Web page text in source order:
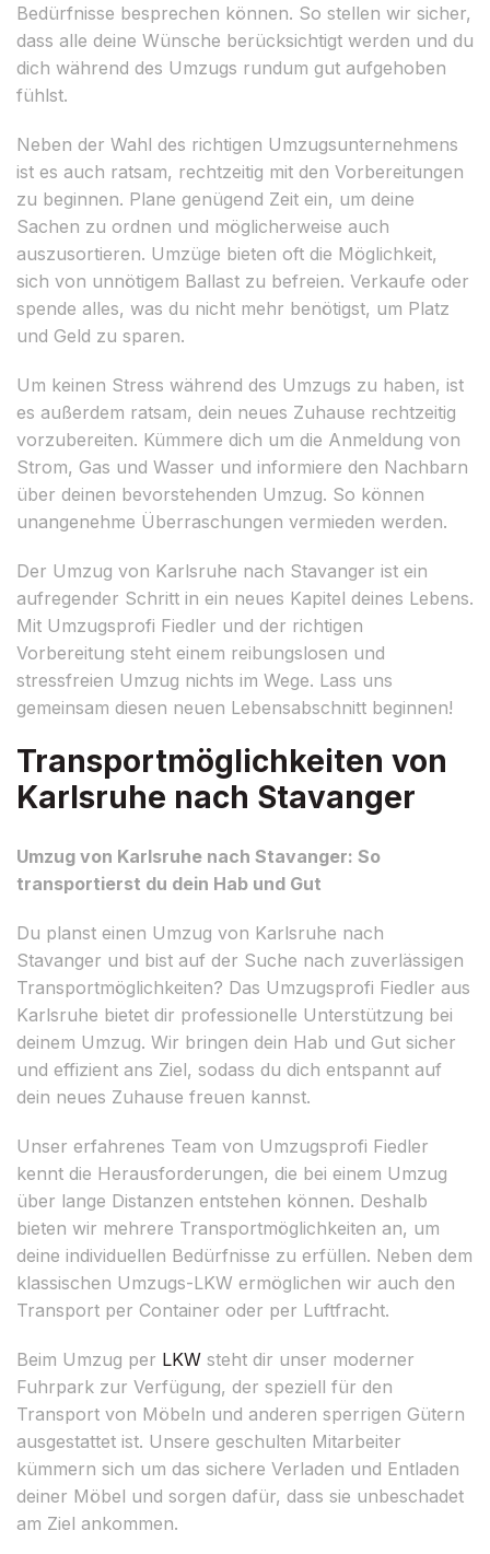
Bedürfnisse besprechen können. So stellen wir sicher,
dass alle deine Wünsche berücksichtigt werden und du
dich während des Umzugs rundum gut aufgehoben
fühlst.
Neben der Wahl des richtigen Umzugsunternehmens
ist es auch ratsam, rechtzeitig mit den Vorbereitungen
zu beginnen. Plane genügend Zeit ein, um deine
Sachen zu ordnen und möglicherweise auch
auszusortieren. Umzüge bieten oft die Möglichkeit,
sich von unnötigem Ballast zu befreien. Verkaufe oder
spende alles, was du nicht mehr benötigst, um Platz
und Geld zu sparen.
Um keinen Stress während des Umzugs zu haben, ist
es außerdem ratsam, dein neues Zuhause rechtzeitig
vorzubereiten. Kümmere dich um die Anmeldung von
Strom, Gas und Wasser und informiere den Nachbarn
über deinen bevorstehenden Umzug. So können
unangenehme Überraschungen vermieden werden.
Der Umzug von Karlsruhe nach Stavanger ist ein
aufregender Schritt in ein neues Kapitel deines Lebens.
Mit Umzugsprofi Fiedler und der richtigen
Vorbereitung steht einem reibungslosen und
stressfreien Umzug nichts im Wege. Lass uns
gemeinsam diesen neuen Lebensabschnitt beginnen!
Transportmöglichkeiten von
Karlsruhe nach Stavanger
Umzug von Karlsruhe nach Stavanger: So
transportierst du dein Hab und Gut
Du planst einen Umzug von Karlsruhe nach
Stavanger und bist auf der Suche nach zuverlässigen
Transportmöglichkeiten? Das Umzugsprofi Fiedler aus
Karlsruhe bietet dir professionelle Unterstützung bei
deinem Umzug. Wir bringen dein Hab und Gut sicher
und effizient ans Ziel, sodass du dich entspannt auf
dein neues Zuhause freuen kannst.
Unser erfahrenes Team von Umzugsprofi Fiedler
kennt die Herausforderungen, die bei einem Umzug
über lange Distanzen entstehen können. Deshalb
bieten wir mehrere Transportmöglichkeiten an, um
deine individuellen Bedürfnisse zu erfüllen. Neben dem
klassischen Umzugs-LKW ermöglichen wir auch den
Transport per Container oder per Luftfracht.
Beim Umzug per LKW steht dir unser moderner
Fuhrpark zur Verfügung, der speziell für den
Transport von Möbeln und anderen sperrigen Gütern
ausgestattet ist. Unsere geschulten Mitarbeiter
kümmern sich um das sichere Verladen und Entladen
deiner Möbel und sorgen dafür, dass sie unbeschadet
am Ziel ankommen.